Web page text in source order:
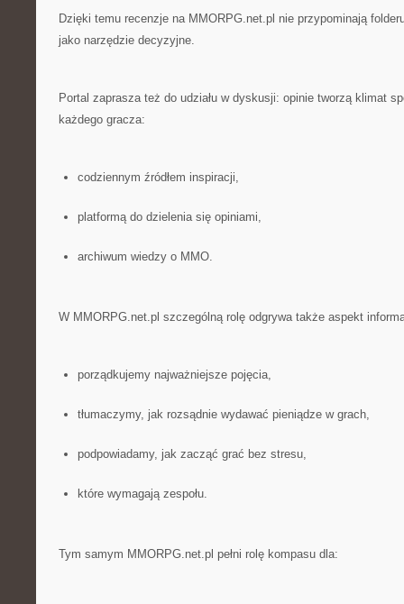
Dzięki temu recenzje na MMORPG.net.pl nie przypominają
jako narzędzie decyzyjne.
Portal zaprasza też do udziału w dyskusji: opinie tworzą klimat
każdego gracza:
codziennym źródłem inspiracji,
platformą do dzielenia się opiniami,
archiwum wiedzy o MMO.
W MMORPG.net.pl szczególną rolę odgrywa także aspekt
porządkujemy najważniejsze pojęcia,
tłumaczymy, jak rozsądnie wydawać pieniądze w grach,
podpowiadamy, jak zacząć grać bez stresu,
które wymagają zespołu.
Tym samym MMORPG.net.pl pełni rolę kompasu dla: